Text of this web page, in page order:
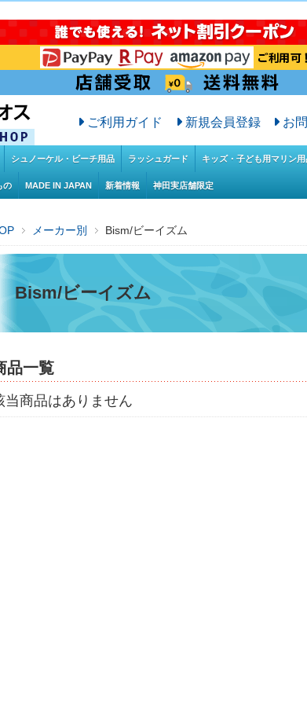
ご利用ガイド 新規会員登録 お
シュノーケル・ビーチ用品 ラッシュガード キッズ・子ども用マリン用
の MADE IN JAPAN 新着情報 神田実店舗限定
メーカー別 Bism/ビーイズム
Bism/ビーイズム
品一覧
当商品はありません